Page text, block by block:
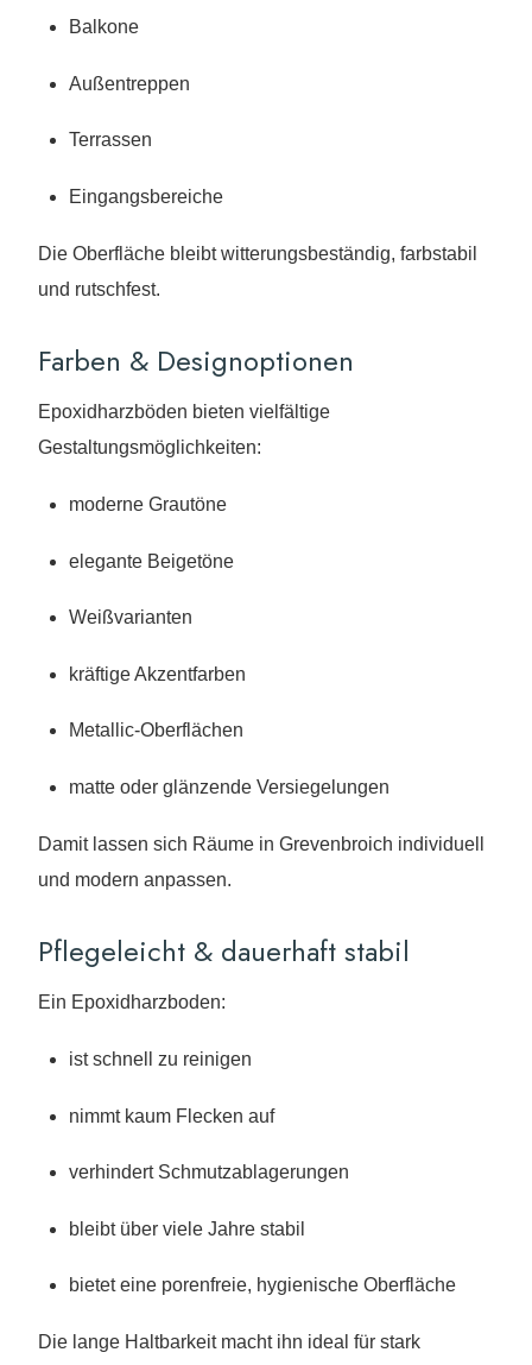
Balkone
Außentreppen
Terrassen
Eingangsbereiche
Die Oberfläche bleibt witterungsbeständig, farbstabil
und rutschfest.
Farben & Designoptionen
Epoxidharzböden bieten vielfältige
Gestaltungsmöglichkeiten:
moderne Grautöne
elegante Beigetöne
Weißvarianten
kräftige Akzentfarben
Metallic-Oberflächen
matte oder glänzende Versiegelungen
Damit lassen sich Räume in Grevenbroich individuell
und modern anpassen.
Pflegeleicht & dauerhaft stabil
Ein Epoxidharzboden:
ist schnell zu reinigen
nimmt kaum Flecken auf
verhindert Schmutzablagerungen
bleibt über viele Jahre stabil
bietet eine porenfreie, hygienische Oberfläche
Die lange Haltbarkeit macht ihn ideal für stark